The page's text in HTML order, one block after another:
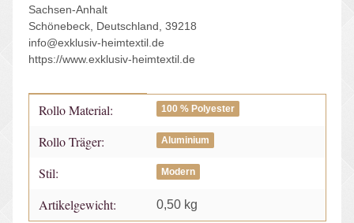
Sachsen-Anhalt
Schönebeck, Deutschland, 39218
info@exklusiv-heimtextil.de
https://www.exklusiv-heimtextil.de
Produkteigenschaft
Wert
Rollo Material: 100 % Polyester
Rollo Träger: Aluminium
Stil: Modern
Artikelgewicht: 0,50 kg